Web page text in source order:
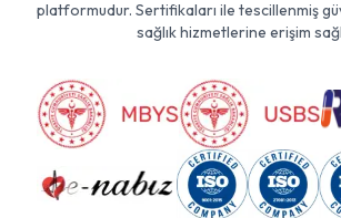
platformudur. Sertifikaları ile tescillenmiş
sağlık hizmetlerine erişim